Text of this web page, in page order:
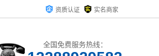
资质认证 实名商家
全国免费服务热线：